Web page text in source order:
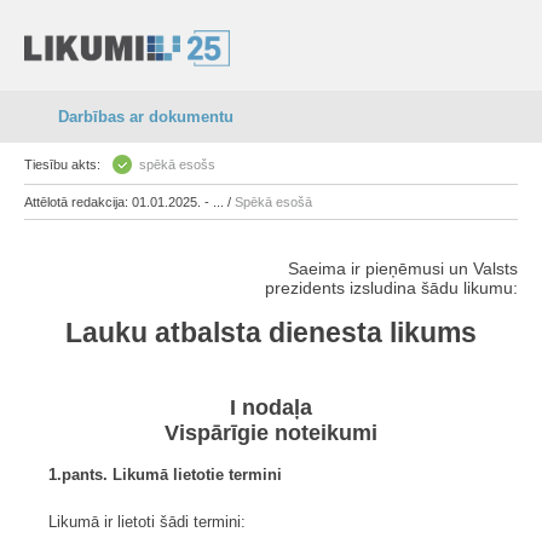
Darbības ar dokumentu
Tiesību akts: spēkā esošs
Attēlotā redakcija: 01.01.2025. - ... / Spēkā esošā
Saeima ir pieņēmusi un Valsts
prezidents izsludina šādu likumu:
Lauku atbalsta dienesta likums
I nodaļa
Vispārīgie noteikumi
1.pants. Likumā lietotie termini
Likumā ir lietoti šādi termini: